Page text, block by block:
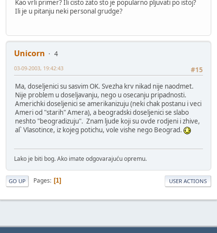
Kao vrli primer? Ili cisto zato sto je popularno pljuvati po istoj?
Ili je u pitanju neki personal grudge?
Unicorn
4
#15
03-09-2003, 19:42:43
Ma, doseljenici su sasvim OK. Svezha krv nikad nije naodmet.
Nije problem u doseljavanju, nego u osecanju pripadnosti.
Americhki doseljenici se amerikanizuju (neki chak postanu i veci
Ameri od "starih" Amera), a beogradski doseljenici se slabo
neshto "beogradizuju". Znam ljude koji su ovde rodjeni i zhive,
al` Vlasotince, iz kojeg potichu, vole vishe nego Beograd.
Lako je biti bog. Ako imate odgovarajuću opremu.
GO UP Pages 1 USER ACTIONS